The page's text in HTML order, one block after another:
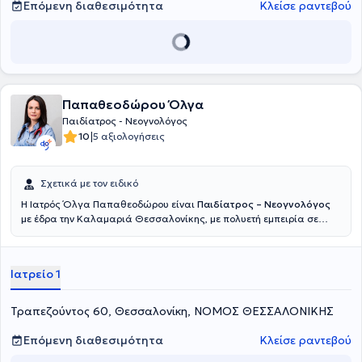
Επόμενη διαθεσιμότητα Κλείσε ραντεβού
Παπαθεοδώρου Όλγα
Παιδίατρος - Νεογνολόγος
10|5 αξιολογήσεις
Σχετικά με τον ειδικό
Η Ιατρός Όλγα Παπαθεοδώρου είναι Παιδίατρος – Νεογνολόγος
με έδρα την Καλαμαριά Θεσσαλονίκης, με πολυετή εμπειρία σε
Πανεπιστημίου Θεσσαλονίκης. Ειδικεύθηκε στο Γενικό Νοσοκομείο
συνέχεια εξειδικεύθηκε στην νεογνολογία στην Β’ Νεογνολογική
κλινική και Μ.Ε.Ν.Ν του Γενικού Νοσοκομείου Θεσσαλονίκης
«Παπαγεωργίου» αποκτώντας πολύτιμη εμπειρία στη φροντίδα
νεογνών και πρόωρων βρεφών. Παράλληλα, συνεργάζεται ως
Ιδιώτης Παιδίατρος – Νεογνολόγος με το Μαιευτήριο Γένεσις
προσφέροντας υποστήριξη από τις πρώτες κιόλας στιγμές της ζωής
Ιατρείο 1
Τραπεζούντος 60, Θεσσαλονίκη, ΝΟΜΟΣ ΘΕΣΣΑΛΟΝΙΚΗΣ
Επόμενη διαθεσιμότητα
Κλείσε ραντεβού